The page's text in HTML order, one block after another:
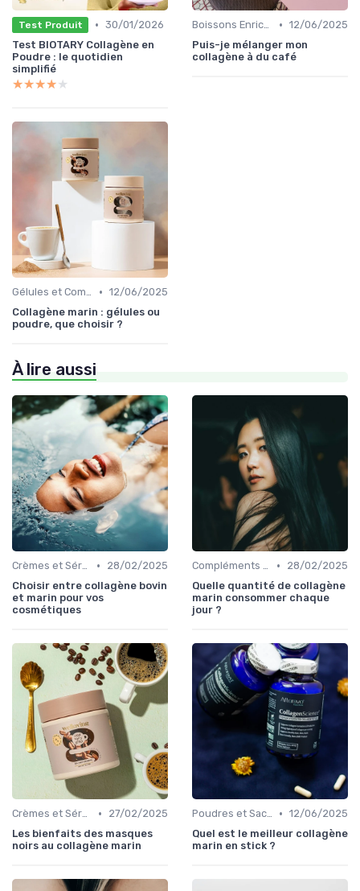
Test Produit • 30/01/2026
Test BIOTARY Collagène en
Poudre : le quotidien
simplifié
★★★★★
★★★★★
Boissons Enrichies • 12/06/2025
Puis-je mélanger mon
collagène à du café
Gélules et Comprimés • 12/06/2025
Collagène marin : gélules ou
poudre, que choisir ?
À lire aussi
Crèmes et Sérums •
28/02/2025
Choisir entre collagène bovin
et marin pour vos
cosmétiques
Compléments Alimentaires •
28/02/2025
Quelle quantité de collagène
marin consommer chaque
jour ?
Crèmes et Sérums •
27/02/2025
Les bienfaits des masques
noirs au collagène marin
Poudres et Sachets • 12/06/2025
Quel est le meilleur collagène
marin en stick ?